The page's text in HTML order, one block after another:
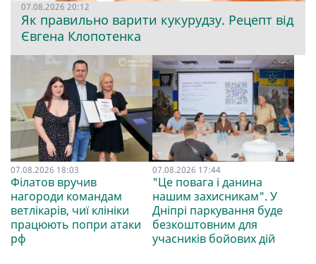
07.08.2026 20:12
Як правильно варити кукурудзу. Рецепт від
Євгена Клопотенка
07.08.2026 18:03
Філатов вручив
нагороди командам
ветлікарів, чиї клініки
працюють попри атаки
рф
07.08.2026 17:44
"Це повага і данина
нашим захисникам". У
Дніпрі паркування буде
безкоштовним для
учасників бойових дій